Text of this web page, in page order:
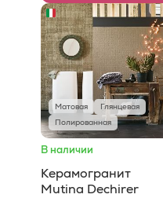
Матовая
Глянцевая
Полированная
В наличии
Керамогранит
Mutina Dechirer